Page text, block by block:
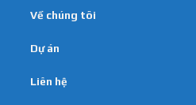
Về chúng tôi
Dự án
Liên hệ